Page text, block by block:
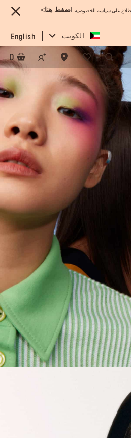
على سياسة الخصوصية. اضغط هنا>
الكويت English
0